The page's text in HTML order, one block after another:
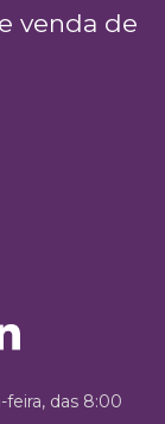
venda de
das 8:00